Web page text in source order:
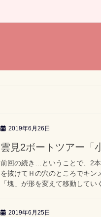
2019年6月26日
雲見2ボートツアー「
前回の続き…ということで、2
を抜けてＨの穴のところでキン
「塊」が形を変えて移動して
2019年6月25日